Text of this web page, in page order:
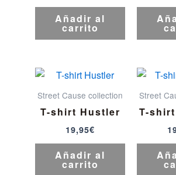
Añadir al
carrito
Street Cause collection
T-shirt Hustler
19,95€
Añadir al
carrito
Street
T-